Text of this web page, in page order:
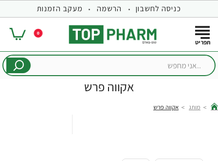
כניסה לחשבון הרשמה מעקב הזמנות
0
...אני
אקווה פרש
מותג אקווה פרש